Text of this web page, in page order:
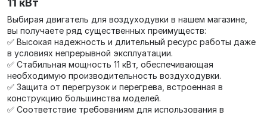
11 кВт
Выбирая двигатель для воздуходувки в нашем магазине,
вы получаете ряд существенных преимуществ:
✅ Высокая надежность и длительный ресурс работы даже
в условиях непрерывной эксплуатации.
✅ Стабильная мощность 11 кВт, обеспечивающая
необходимую производительность воздуходувки.
✅ Защита от перегрузок и перегрева, встроенная в
конструкцию большинства моделей.
✅ Соответствие требованиям для использования в